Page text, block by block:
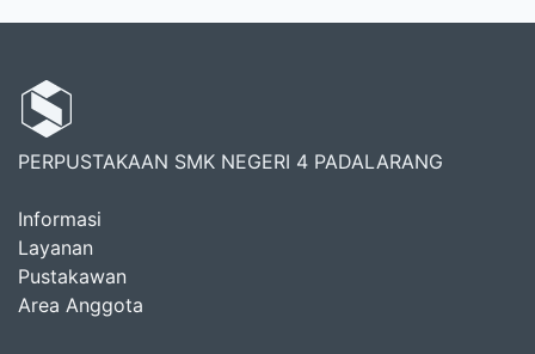
PERPUSTAKAAN SMK NEGERI 4 PADALARANG
Informasi
Layanan
Pustakawan
Area Anggota